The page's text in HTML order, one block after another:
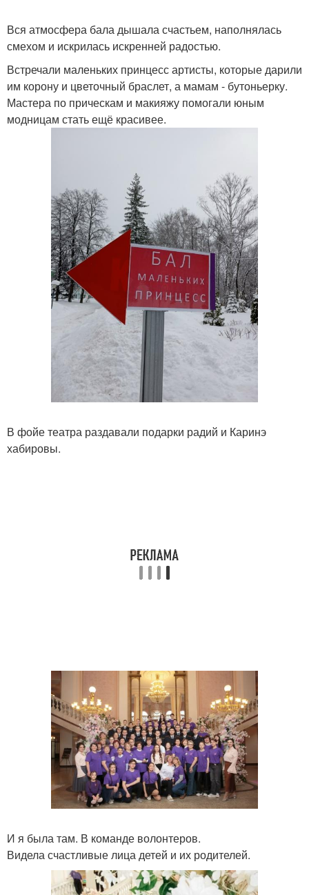
Вся атмосфера бала дышала счастьем, наполнялась
смехом и искрилась искренней радостью.
Встречали маленьких принцесс артисты, которые дарили
им корону и цветочный браслет, а мамам - бутоньерку.
Мастера по прическам и макияжу помогали юным
модницам стать ещё красивее.
В фойе театра раздавали подарки радий и Каринэ
хабировы.
И я была там. В команде волонтеров.
Видела счастливые лица детей и их родителей.